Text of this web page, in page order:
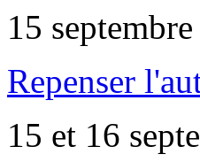
15
Repenser
15 et 16